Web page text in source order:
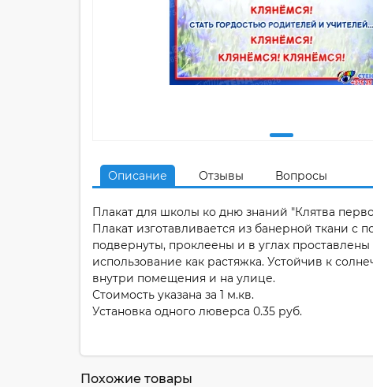
Описание Отзывы Вопросы
Плакат для школы ко дню знаний "Клятва
Плакат изготавливается из банерной ткани
подвернуты, проклеены и в углах
использование как растяжка. Устойчив к
внутри помещения и на улице.
Стоимость указана за 1 м.кв.
Установка одного люверса 0.35 руб.
Похожие товары